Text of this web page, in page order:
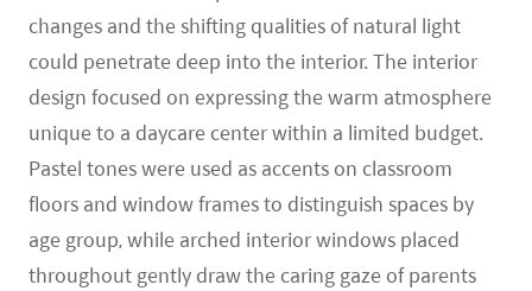
changes and the shifting qualities of natural light
could penetrate deep into the interior. The interior
design focused on expressing the warm atmosphere
unique to a daycare center within a limited budget.
Pastel tones were used as accents on classroom
floors and window frames to distinguish spaces by
age group, while arched interior windows placed
throughout gently draw the caring gaze of parents